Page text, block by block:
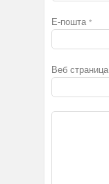
Е-пошта *
Веб страница